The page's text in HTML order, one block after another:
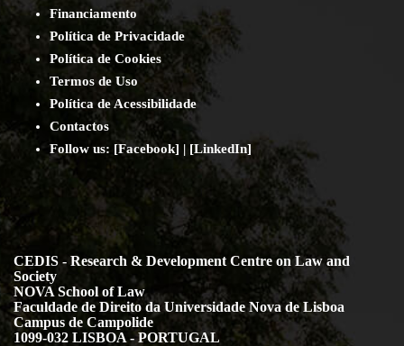
Financiamento
Política de Privacidade
Política de Cookies
Termos de Uso
Política de Acessibilidade
Contactos
Follow us: [Facebook] | [LinkedIn]
CEDIS - Research & Development Centre on Law and
Society
NOVA School of Law
Faculdade de Direito da Universidade Nova de Lisboa
Campus de Campolide
1099-032 LISBOA - PORTUGAL